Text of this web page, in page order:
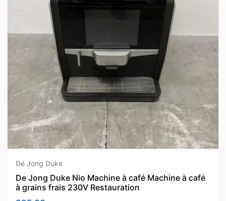
De Jong Duke
De Jong Duke Nio Machine à café Machine à café
à grains frais 230V Restauration